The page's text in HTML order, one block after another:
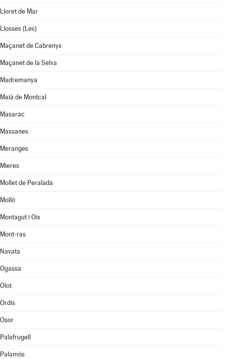
Lloret de Mar
Llosses (Les)
Maçanet de Cabrenys
Maçanet de la Selva
Madremanya
Maià de Montcal
Masarac
Massanes
Meranges
Mieres
Mollet de Peralada
Molló
Montagut i Oix
Mont-ras
Navata
Ogassa
Olot
Ordis
Osor
Palafrugell
Palamós